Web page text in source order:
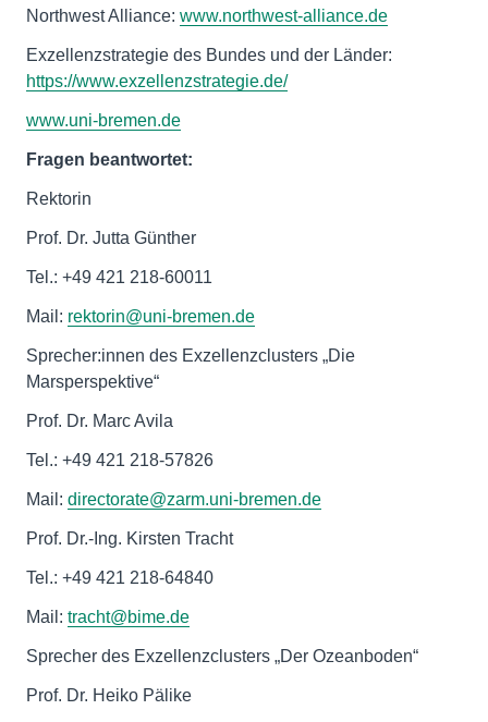
Northwest Alliance: www.northwest-alliance.de
Exzellenzstrategie des Bundes und der Länder:
https://www.exzellenzstrategie.de/
www.uni-bremen.de
Fragen beantwortet:
Rektorin
Prof. Dr. Jutta Günther
Tel.: +49 421 218-60011
Mail: rektorin@uni-bremen.de
Sprecher:innen des Exzellenzclusters „Die
Marsperspektive“
Prof. Dr. Marc Avila
Tel.: +49 421 218-57826
Mail: directorate@zarm.uni-bremen.de
Prof. Dr.-Ing. Kirsten Tracht
Tel.: +49 421 218-64840
Mail: tracht@bime.de
Sprecher des Exzellenzclusters „Der Ozeanboden“
Prof. Dr. Heiko Pälike